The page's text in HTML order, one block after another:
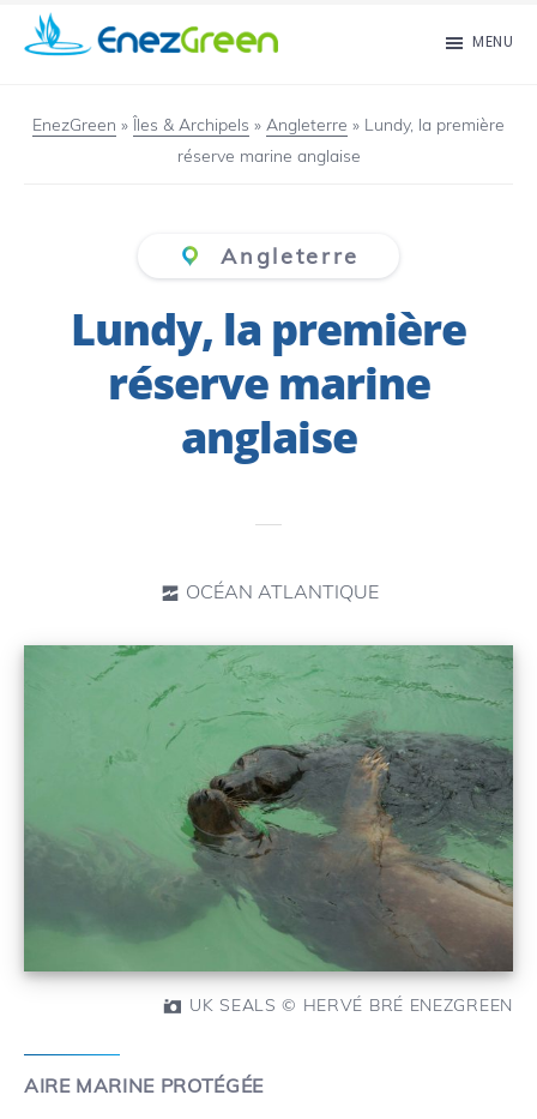
Passer
au
principal
islands
MENU
EnezGreen » Îles & Archipels » Angleterre » Lundy, la première
réserve marine anglaise
Angleterre
Lundy, la première
réserve marine
anglaise
OCÉAN ATLANTIQUE
UK SEALS © HERVÉ BRÉ ENEZGREEN
AIRE MARINE PROTÉGÉE